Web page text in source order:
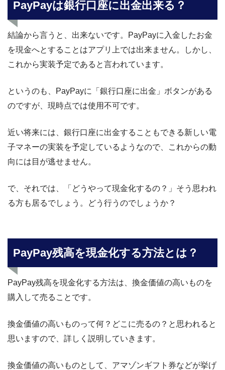
PayPayは銀行口座に出金出来る？
結論から言うと、出来ないです。PayPayに入金したお金
を現金へとすることはアプリ上では出来ません。しかし、
これから実装予定であると言われています。
というのも、PayPayに「銀行口座に出金」ボタンがある
のですが、現時点では使用不可です。
近い将来には、銀行口座に出金することもできる新しい電
子マネーの実装を予定しているようなので、これからの動
向には目が逃せません。
で、それでは、「どうやって現金化するの？」そう思われ
る方も居るでしょう。どう行うのでしょうか？
PayPay残高を現金化する方法とは？
PayPay残高を現金化する方法は、換金価値の高いものを
購入して売ることです。
換金価値の高いものって何？どこに売るの？と思われると
思いますので、詳しく説明していきます。
換金価値の高いものとして、アマゾンギフト券などが挙げ